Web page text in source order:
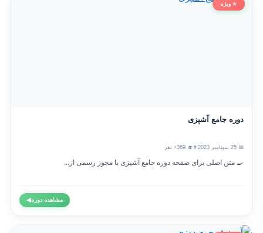
⭐ ویژه
دوره جامع آشپزی
👨‍🎓 369+ نفر
🍳 متن اصلی برای صفحه دوره جامع آشپزی با مجوز رسمی از...
مشاهده دوره◀